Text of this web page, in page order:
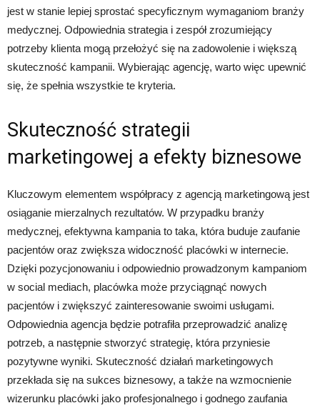
jest w stanie lepiej sprostać specyficznym wymaganiom branży
medycznej. Odpowiednia strategia i zespół zrozumiejący
potrzeby klienta mogą przełożyć się na zadowolenie i większą
skuteczność kampanii. Wybierając agencję, warto więc upewnić
się, że spełnia wszystkie te kryteria.
Skuteczność strategii
marketingowej a efekty biznesowe
Kluczowym elementem współpracy z agencją marketingową jest
osiąganie mierzalnych rezultatów. W przypadku branży
medycznej, efektywna kampania to taka, która buduje zaufanie
pacjentów oraz zwiększa widoczność placówki w internecie.
Dzięki pozycjonowaniu i odpowiednio prowadzonym kampaniom
w social mediach, placówka może przyciągnąć nowych
pacjentów i zwiększyć zainteresowanie swoimi usługami.
Odpowiednia agencja będzie potrafiła przeprowadzić analizę
potrzeb, a następnie stworzyć strategię, która przyniesie
pozytywne wyniki. Skuteczność działań marketingowych
przekłada się na sukces biznesowy, a także na wzmocnienie
wizerunku placówki jako profesjonalnego i godnego zaufania